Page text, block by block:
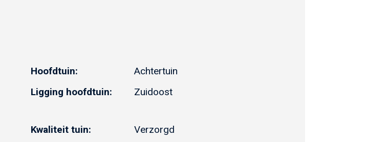
Hoofdtuin:
Achtertuin
Ligging hoofdtuin: Zuidoost
Kwaliteit tuin: Verzorgd